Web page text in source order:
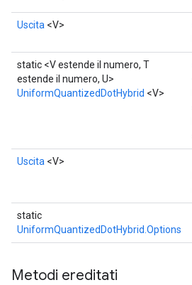
Uscita <V>
static <V estende il numero, T
estende il numero, U>
UniformQuantizedDotHybrid <V>
Uscita <V>
static
UniformQuantizedDotHybrid.Options
Metodi ereditati